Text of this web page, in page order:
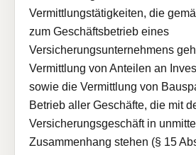
Vermittlungstätigkeiten, die
zum Geschäftsbetrieb eines
Versicherungsunternehmens
Vermittlung von Anteilen an
sowie die Vermittlung von
Betrieb aller Geschäfte, die mit
Versicherungsgeschäft in
Zusammenhang stehen (§ 15